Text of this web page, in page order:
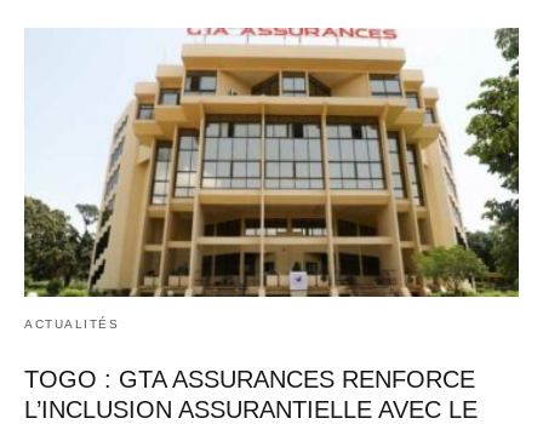
ACTUALITÉS
TOGO : GTA ASSURANCES RENFORCE
L’INCLUSION ASSURANTIELLE AVEC LE